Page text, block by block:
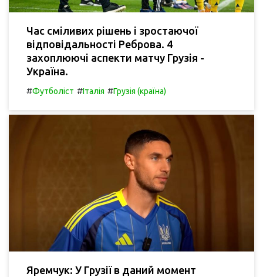
Час сміливих рішень і зростаючої
відповідальності Реброва. 4
захоплюючі аспекти матчу Грузія -
Україна.
#Футболіст #Італія #Грузія (країна)
Яремчук: У Грузії в даний момент